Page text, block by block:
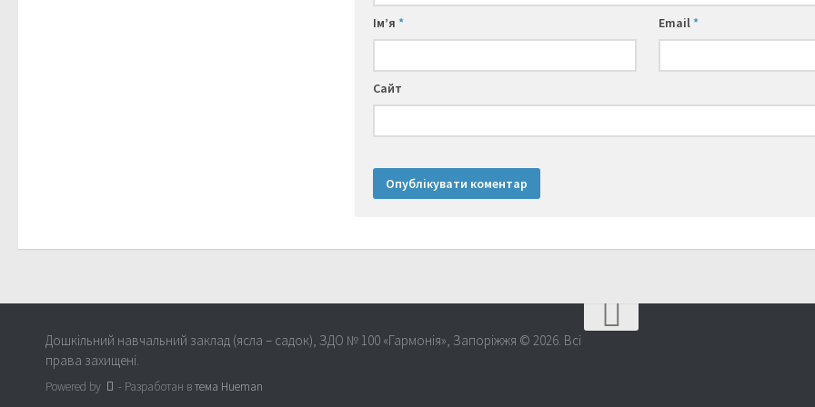
Ім’я * Email*
Сайт
Дошкільний навчальний заклад (ясла – садок), ЗДО № 100 «Гармонія», Запоріжжя © 2026. Всі
права захищені.
Powered by - Разработан втема Hueman